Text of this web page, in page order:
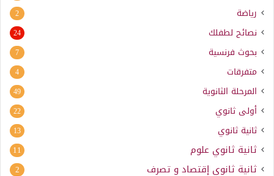
رياضة 2
نصائح لطفلك 24
بحوث فرنسية 7
متفرقات 4
المرحلة الثانوية 49
أولى ثانوي 22
ثانية ثانوي 13
ثانية ثانوي علوم 11
ثانية ثانوي إقتصاد و تصرف 2